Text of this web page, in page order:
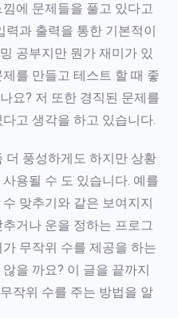
에 문제들을 풀고 있다고
력과 출력을 통한 기본적이
공부지만 뭔가 재미가 있
를 만들고 테스트 할 때 좋
요? 저 또한 경직된 문제를
고 생각을 하고 있습니다.
더 풍성하게도 하지만 상황
용될 수 도 있습니다. 예를
맞추기와 같은 보여지지
거나 운을 정하는 프로그
무작위 수를 제공을 하는
을 까요? 이 글을 끝까지
작위 수를 주는 방법을 알